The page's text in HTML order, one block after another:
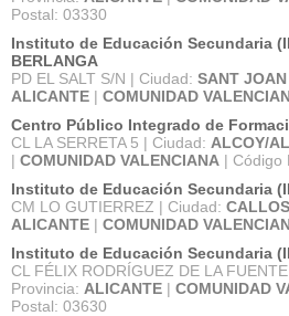
Postal: 03330
Instituto de Educación Secundaria
BERLANGA
PD EL SALT S/N | Ciudad: SANT
ALICANTE | COMUNIDAD
Centro Público Integrado de
CL LA SERRETA 5 | Ciudad: ALCOY/
| COMUNIDAD VALENCIANA | Código
Instituto de Educación Secundaria
CM LO GUTIERREZ | Ciudad:
ALICANTE | COMUNIDAD
Instituto de Educación Secundaria
CL FÉLIX RODRÍGUEZ DE LA
Provincia: ALICANTE | COMUNIDAD
Postal: 03630